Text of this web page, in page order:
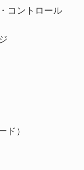
コントロール
）